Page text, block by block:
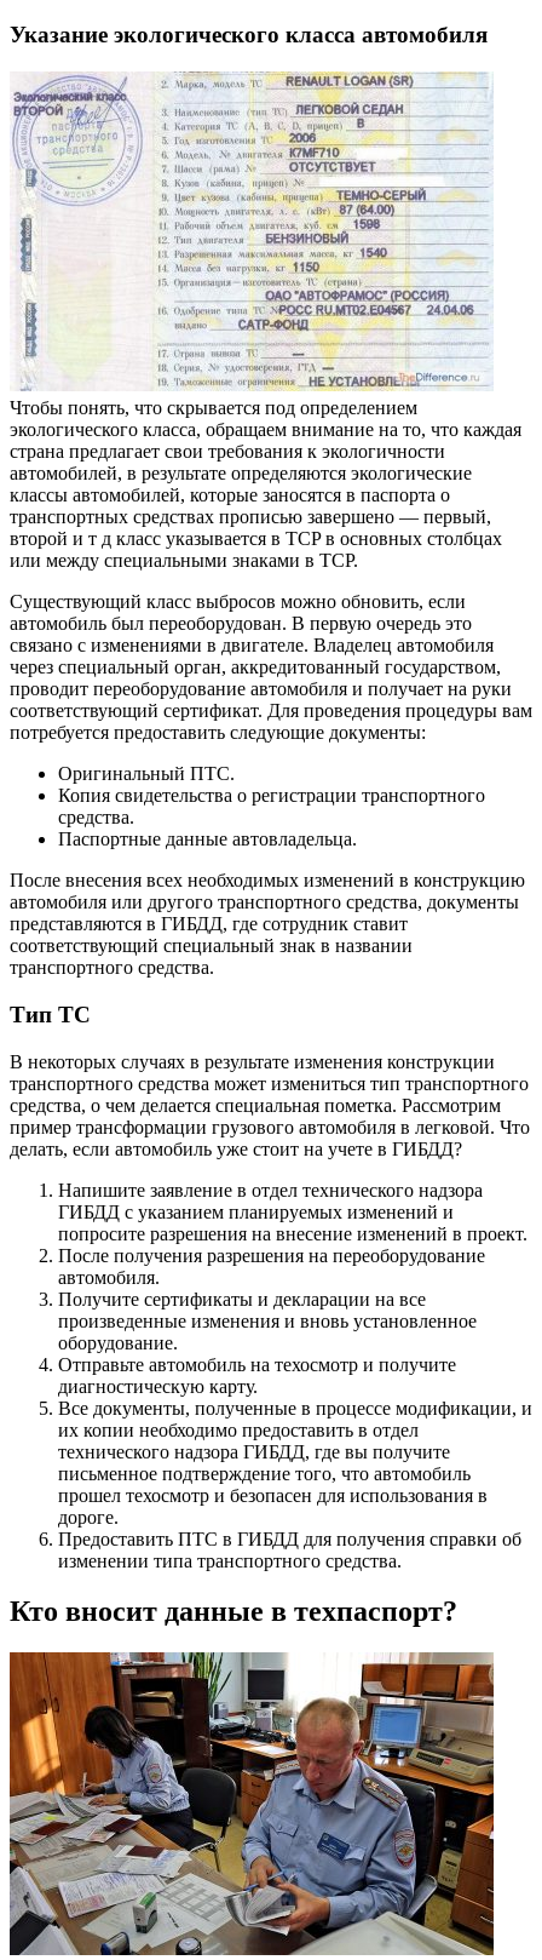
Указание экологического класса автомобиля
Чтобы понять, что скрывается под определением
экологического класса, обращаем внимание на то, что каждая
страна предлагает свои требования к экологичности
автомобилей, в результате определяются экологические
классы автомобилей, которые заносятся в паспорта о
транспортных средствах прописью завершено — первый,
второй и т д класс указывается в TCP в основных столбцах
или между специальными знаками в TCP.
Существующий класс выбросов можно обновить, если
автомобиль был переоборудован. В первую очередь это
связано с изменениями в двигателе. Владелец автомобиля
через специальный орган, аккредитованный государством,
проводит переоборудование автомобиля и получает на руки
соответствующий сертификат. Для проведения процедуры вам
потребуется предоставить следующие документы:
Оригинальный ПТС.
Копия свидетельства о регистрации транспортного
средства.
Паспортные данные автовладельца.
После внесения всех необходимых изменений в конструкцию
автомобиля или другого транспортного средства, документы
представляются в ГИБДД, где сотрудник ставит
соответствующий специальный знак в названии
транспортного средства.
Тип ТС
В некоторых случаях в результате изменения конструкции
транспортного средства может измениться тип транспортного
средства, о чем делается специальная пометка. Рассмотрим
пример трансформации грузового автомобиля в легковой. Что
делать, если автомобиль уже стоит на учете в ГИБДД?
Напишите заявление в отдел технического надзора
ГИБДД с указанием планируемых изменений и
попросите разрешения на внесение изменений в проект.
После получения разрешения на переоборудование
автомобиля.
Получите сертификаты и декларации на все
произведенные изменения и вновь установленное
оборудование.
Отправьте автомобиль на техосмотр и получите
диагностическую карту.
Все документы, полученные в процессе модификации, и
их копии необходимо предоставить в отдел
технического надзора ГИБДД, где вы получите
письменное подтверждение того, что автомобиль
прошел техосмотр и безопасен для использования в
дороге.
Предоставить ПТС в ГИБДД для получения справки об
изменении типа транспортного средства.
Кто вносит данные в техпаспорт?